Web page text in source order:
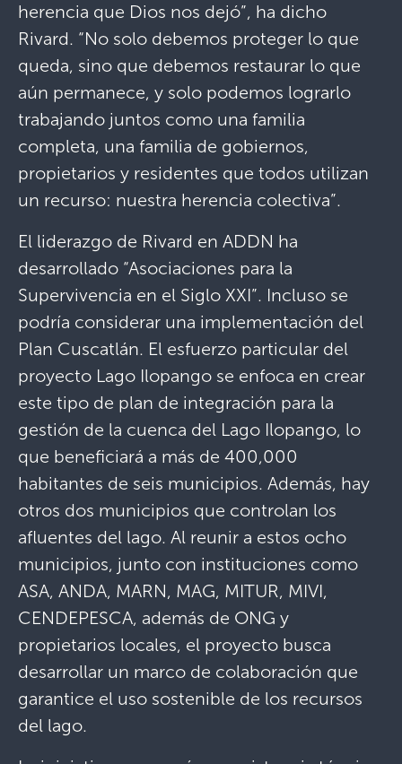
herencia que Dios nos dejó”, ha dicho
Rivard. “No solo debemos proteger lo que
queda, sino que debemos restaurar lo que
aún permanece, y solo podemos lograrlo
trabajando juntos como una familia
completa, una familia de gobiernos,
propietarios y residentes que todos utilizan
un recurso: nuestra herencia colectiva”.
El liderazgo de Rivard en ADDN ha
desarrollado “Asociaciones para la
Supervivencia en el Siglo XXI”. Incluso se
podría considerar una implementación del
Plan Cuscatlán. El esfuerzo particular del
proyecto Lago Ilopango se enfoca en crear
este tipo de plan de integración para la
gestión de la cuenca del Lago Ilopango, lo
que beneficiará a más de 400,000
habitantes de seis municipios. Además, hay
otros dos municipios que controlan los
afluentes del lago. Al reunir a estos ocho
municipios, junto con instituciones como
ASA, ANDA, MARN, MAG, MITUR, MIVI,
CENDEPESCA, además de ONG y
propietarios locales, el proyecto busca
desarrollar un marco de colaboración que
garantice el uso sostenible de los recursos
del lago.